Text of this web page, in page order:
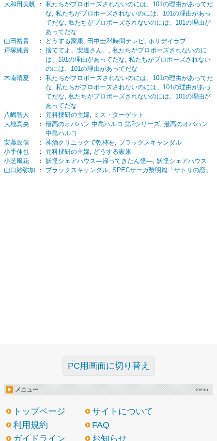
大和田美帆 ： 私たちがプロポーズされないのには、101の理由があってだ
な, 私たちがプロポーズされないのには、101の理由があっ
てだな, 私たちがプロポーズされないのには、101の理由が
あってだな
山田裕貴
： どうする家康, 田中圭24時間テレビ, ホリデイラブ
戸塚純貴
： 捨ててよ、安達さん。 , 私たちがプロポーズされないのに
は、101の理由があってだな, 私たちがプロポーズされない
のには、101の理由があってだな
木南晴夏
： 私たちがプロポーズされないのには、101の理由があってだ
な, 私たちがプロポーズされないのには、101の理由があっ
てだな, 私たちがプロポーズされないのには、101の理由が
あってだな
八嶋智人
： 元科捜研の主婦, ミス・ターゲット
大地真央
： 最高のオバハン 中島ハルコ 第2シリーズ, 最高のオバハン
中島ハルコ
安藤政信
： 神酒クリニックで乾杯を, ブラックスキャンダル
小手伸也
： 元科捜研の主婦, どうする家康
小芝風花
： 妖怪シェアハウス―帰ってきたん怪―, 妖怪シェアハウス
山口紗弥加 ： ブラックスキャンダル, SPECサーガ黎明篇「サトリの恋」
PC用画面に切り替え
メニュー menu
トップページ
サイトについて
利用規約
FAQ
ガイドライン
お知らせ